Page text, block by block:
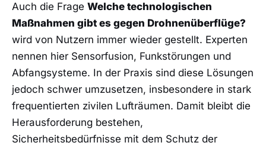
Auch die Frage Welche technologischen
Maßnahmen gibt es gegen Drohnenüberflüge?
wird von Nutzern immer wieder gestellt. Experten
nennen hier Sensorfusion, Funkstörungen und
Abfangsysteme. In der Praxis sind diese Lösungen
jedoch schwer umzusetzen, insbesondere in stark
frequentierten zivilen Lufträumen. Damit bleibt die
Herausforderung bestehen,
Sicherheitsbedürfnisse mit dem Schutz der